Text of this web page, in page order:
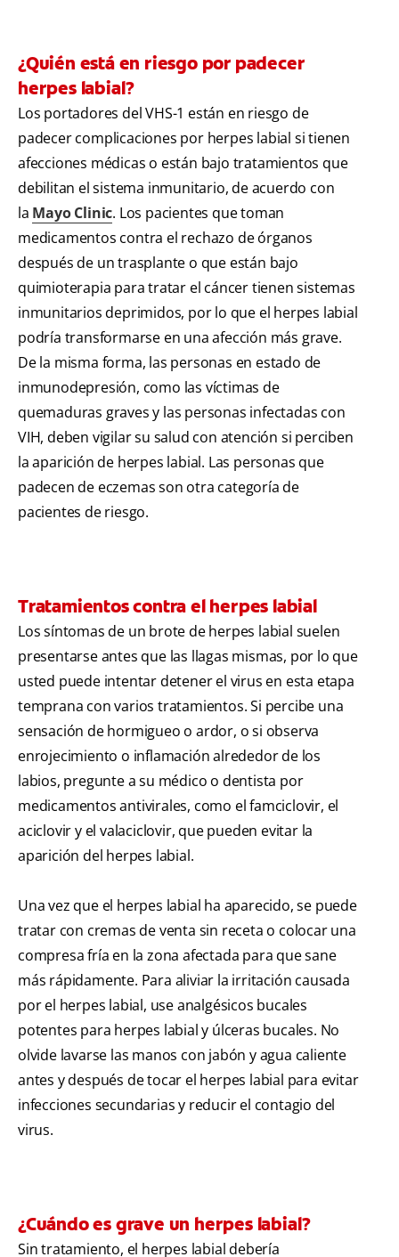
¿Quién está en riesgo por padecer
herpes labial?
Los portadores del VHS-1 están en riesgo de
padecer complicaciones por herpes labial si tienen
afecciones médicas o están bajo tratamientos que
debilitan el sistema inmunitario, de acuerdo con
la Mayo Clinic. Los pacientes que toman
medicamentos contra el rechazo de órganos
después de un trasplante o que están bajo
quimioterapia para tratar el cáncer tienen sistemas
inmunitarios deprimidos, por lo que el herpes labial
podría transformarse en una afección más grave.
De la misma forma, las personas en estado de
inmunodepresión, como las víctimas de
quemaduras graves y las personas infectadas con
VIH, deben vigilar su salud con atención si perciben
la aparición de herpes labial. Las personas que
padecen de eczemas son otra categoría de
pacientes de riesgo.
Tratamientos contra el herpes labial
Los síntomas de un brote de herpes labial suelen
presentarse antes que las llagas mismas, por lo que
usted puede intentar detener el virus en esta etapa
temprana con varios tratamientos. Si percibe una
sensación de hormigueo o ardor, o si observa
enrojecimiento o inflamación alrededor de los
labios, pregunte a su médico o dentista por
medicamentos antivirales, como el famciclovir, el
aciclovir y el valaciclovir, que pueden evitar la
aparición del herpes labial.
Una vez que el herpes labial ha aparecido, se puede
tratar con cremas de venta sin receta o colocar una
compresa fría en la zona afectada para que sane
más rápidamente. Para aliviar la irritación causada
por el herpes labial, use analgésicos bucales
potentes para herpes labial y úlceras bucales. No
olvide lavarse las manos con jabón y agua caliente
antes y después de tocar el herpes labial para evitar
infecciones secundarias y reducir el contagio del
virus.
¿Cuándo es grave un herpes labial?
Sin tratamiento, el herpes labial debería